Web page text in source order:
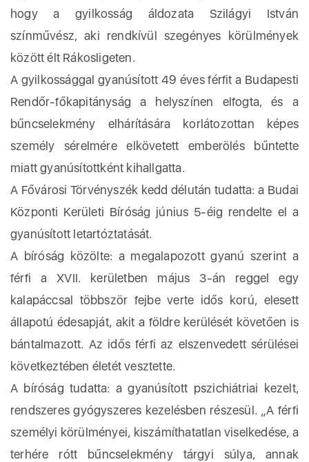
hogy a gyilkosság áldozata Szilágyi István
színművész, aki rendkívül szegényes körülmények
között élt Rákosligeten.
A gyilkossággal gyanúsított 49 éves férfit a Budapesti
Rendőr-főkapitányság a helyszínen elfogta, és a
bűncselekmény elhárítására korlátozottan képes
személy sérelmére elkövetett emberölés bűntette
miatt gyanúsítottként kihallgatta.
A Fővárosi Törvényszék kedd délután tudatta: a Budai
Központi Kerületi Bíróság június 5-éig rendelte el a
gyanúsított letartóztatását.
A bíróság közölte: a megalapozott gyanú szerint a
férfi a XVII. kerületben május 3-án reggel egy
kalapáccsal többször fejbe verte idős korú, elesett
állapotú édesapját, akit a földre kerülését követően is
bántalmazott. Az idős férfi az elszenvedett sérülései
következtében életét vesztette.
A bíróság tudatta: a gyanúsított pszichiátriai kezelt,
rendszeres gyógyszeres kezelésben részesül. „A férfi
személyi körülményei, kiszámíthatatlan viselkedése, a
terhére rótt bűncselekmény tárgyi súlya, annak